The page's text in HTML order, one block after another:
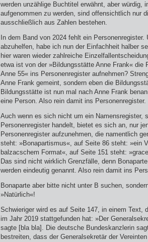
werden unzählige Buchtitel erwähnt, aber würdig,
aufgenommen zu werden, sind offensichtlich nur
ausschließlich aus Zahlen bestehen.
In dem Band von 2024 fehlt ein
abzuhelfen, habe ich nun der Einfachheit halber
hier waren wieder zahlreiche
etwa ist von der »Bildungsstätte Anne Frank« die
Anne 55« ins Personenregister aufnehmen?
Anne Frank gemeint, sondern eben die
Bildungsstätte ist nun mal nach Anne Frank
eine Person. Also rein damit ins Personenregister.
Auch wenn es sich nicht um ein Namensregister,
Personenregister handelt, bietet es sich an, nur
Personenregister aufzunehmen, die namentlich
steht: »Bonapartismus«, auf Seite 86 steht: »ein
balzacschem Format«, auf Seite 151 steht:
Das sind nicht wirklich Grenzfälle, denn
werden eindeutig genannt. Also rein damit ins
Bonaparte aber bitte nicht unter B suchen,
»Natürlich«!
Schwieriger wird es auf Seite 147, in einem Text,
im Jahr 2019 stattgefunden hat: »Der
sagte [bla bla]. Die deutsche Bundeskanzlerin
bestreiten, dass der Generalsekretär der